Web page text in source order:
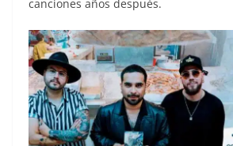
canciones años después.